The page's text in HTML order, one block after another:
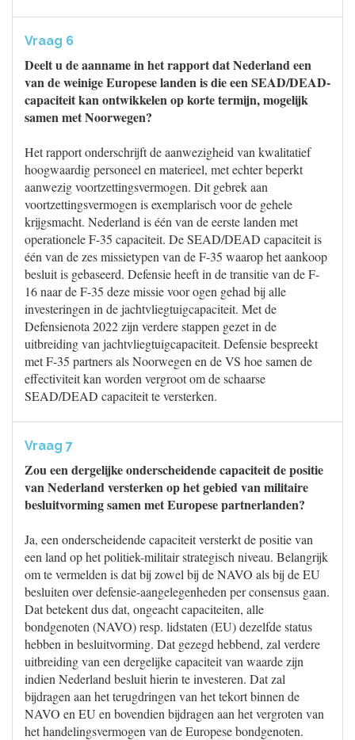
Vraag 6
Deelt u de aanname in het rapport dat Nederland een
van de weinige Europese landen is die een SEAD/DEAD-
capaciteit kan ontwikkelen op korte termijn, mogelijk
samen met Noorwegen?
Het rapport onderschrijft de aanwezigheid van kwalitatief
hoogwaardig personeel en materieel, met echter beperkt
aanwezig voortzettingsvermogen. Dit gebrek aan
voortzettingsvermogen is exemplarisch voor de gehele
krijgsmacht. Nederland is één van de eerste landen met
operationele F-35 capaciteit. De SEAD/DEAD capaciteit is
één van de zes missietypen van de F-35 waarop het aankoop
besluit is gebaseerd. Defensie heeft in de transitie van de F-
16 naar de F-35 deze missie voor ogen gehad bij alle
investeringen in de jachtvliegtuigcapaciteit. Met de
Defensienota 2022 zijn verdere stappen gezet in de
uitbreiding van jachtvliegtuigcapaciteit. Defensie bespreekt
met F-35 partners als Noorwegen en de VS hoe samen de
effectiviteit kan worden vergroot om de schaarse
SEAD/DEAD capaciteit te versterken.
Vraag 7
Zou een dergelijke onderscheidende capaciteit de positie
van Nederland versterken op het gebied van militaire
besluitvorming samen met Europese partnerlanden?
Ja, een onderscheidende capaciteit versterkt de positie van
een land op het politiek-militair strategisch niveau. Belangrijk
om te vermelden is dat bij zowel bij de NAVO als bij de EU
besluiten over defensie-aangelegenheden per consensus gaan.
Dat betekent dus dat, ongeacht capaciteiten, alle
bondgenoten (NAVO) resp. lidstaten (EU) dezelfde status
hebben in besluitvorming. Dat gezegd hebbend, zal verdere
uitbreiding van een dergelijke capaciteit van waarde zijn
indien Nederland besluit hierin te investeren. Dat zal
bijdragen aan het terugdringen van het tekort binnen de
NAVO en EU en bovendien bijdragen aan het vergroten van
het handelingsvermogen van de Europese bondgenoten.